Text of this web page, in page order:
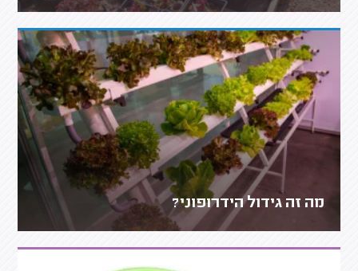
מה זה גידול הידרופוני?